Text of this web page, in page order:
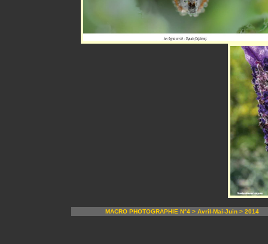
MACRO PHOTOGRAPHIE N°4 > Avril-Mai-Juin > 2014